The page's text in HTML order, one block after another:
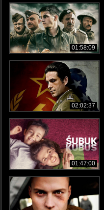
01:58:09
02:02:37
01:47:00